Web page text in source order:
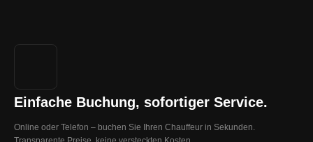
Einfache Buchung, sofortiger Service.
Online oder Telefon – buchen Sie Ihren Chauffeur in Sekunden.